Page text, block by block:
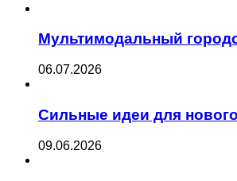
Мультимодальный
06.07.2026
Сильные идеи для
09.06.2026